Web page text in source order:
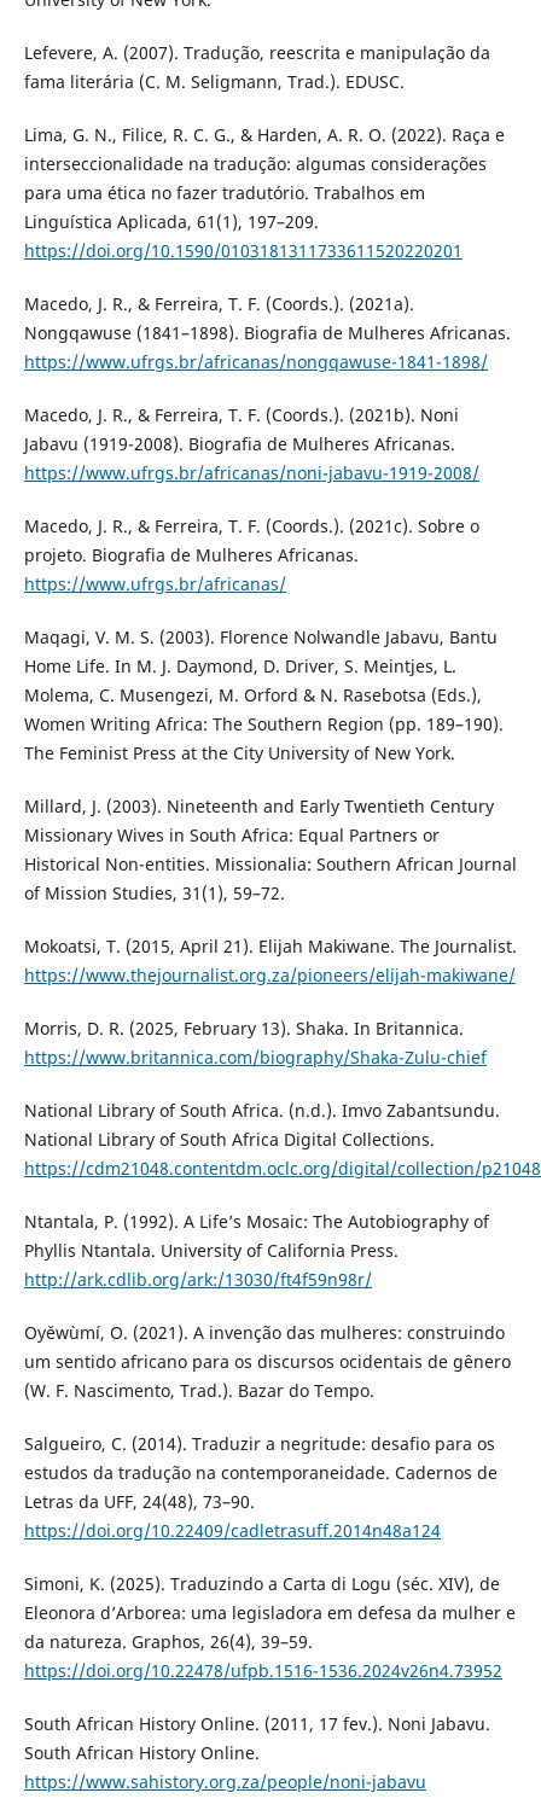
Lefevere, A. (2007). Tradução, reescrita e manipulação da
fama literária (C. M. Seligmann, Trad.). EDUSC.
Lima, G. N., Filice, R. C. G., & Harden, A. R. O. (2022). Raça e
interseccionalidade na tradução: algumas considerações
para uma ética no fazer tradutório. Trabalhos em
Linguística Aplicada, 61(1), 197–209.
https://doi.org/10.1590/0103181311733611520220201
Macedo, J. R., & Ferreira, T. F. (Coords.). (2021a).
Nongqawuse (1841–1898). Biografia de Mulheres Africanas.
https://www.ufrgs.br/africanas/nongqawuse-1841-1898/
Macedo, J. R., & Ferreira, T. F. (Coords.). (2021b). Noni
Jabavu (1919-2008). Biografia de Mulheres Africanas.
https://www.ufrgs.br/africanas/noni-jabavu-1919-2008/
Macedo, J. R., & Ferreira, T. F. (Coords.). (2021c). Sobre o
projeto. Biografia de Mulheres Africanas.
https://www.ufrgs.br/africanas/
Maqagi, V. M. S. (2003). Florence Nolwandle Jabavu, Bantu
Home Life. In M. J. Daymond, D. Driver, S. Meintjes, L.
Molema, C. Musengezi, M. Orford & N. Rasebotsa (Eds.),
Women Writing Africa: The Southern Region (pp. 189–190).
The Feminist Press at the City University of New York.
Millard, J. (2003). Nineteenth and Early Twentieth Century
Missionary Wives in South Africa: Equal Partners or
Historical Non-entities. Missionalia: Southern African Journal
of Mission Studies, 31(1), 59–72.
Mokoatsi, T. (2015, April 21). Elijah Makiwane. The Journalist.
https://www.thejournalist.org.za/pioneers/elijah-makiwane/
Morris, D. R. (2025, February 13). Shaka. In Britannica.
https://www.britannica.com/biography/Shaka-Zulu-chief
National Library of South Africa. (n.d.). Imvo Zabantsundu.
National Library of South Africa Digital Collections.
https://cdm21048.contentdm.oclc.org/digital/collection/
Ntantala, P. (1992). A Life’s Mosaic: The Autobiography of
Phyllis Ntantala. University of California Press.
http://ark.cdlib.org/ark:/13030/ft4f59n98r/
Oyěwùmí, O. (2021). A invenção das mulheres: construindo
um sentido africano para os discursos ocidentais de gênero
(W. F. Nascimento, Trad.). Bazar do Tempo.
Salgueiro, C. (2014). Traduzir a negritude: desafio para os
estudos da tradução na contemporaneidade. Cadernos de
Letras da UFF, 24(48), 73–90.
https://doi.org/10.22409/cadletrasuff.2014n48a124
Simoni, K. (2025). Traduzindo a Carta di Logu (séc. XIV), de
Eleonora d’Arborea: uma legisladora em defesa da mulher e
da natureza. Graphos, 26(4), 39–59.
https://doi.org/10.22478/ufpb.1516-1536.2024v26n4.73952
South African History Online. (2011, 17 fev.). Noni Jabavu.
South African History Online.
https://www.sahistory.org.za/people/noni-jabavu